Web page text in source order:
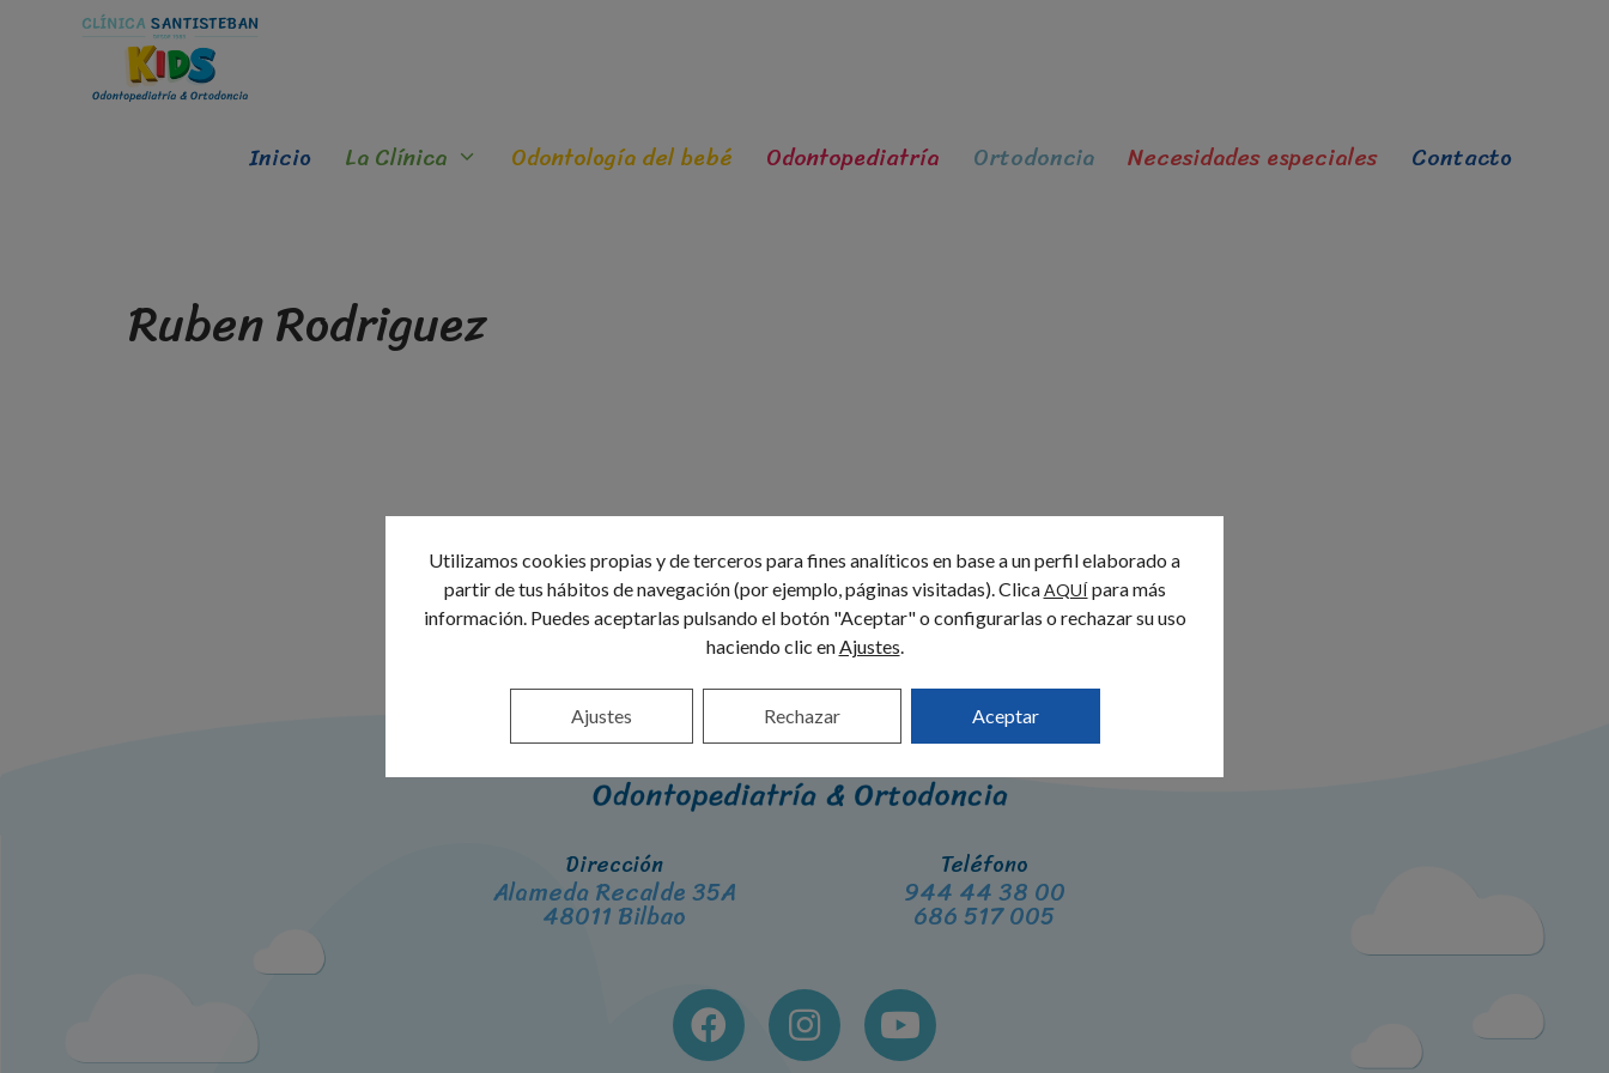
Inicio La Clínica Odontología del bebé Odontopediatría Ortodoncia Necesidades especiales Contacto
Ruben Rodriguez
Dirección
Alameda Recalde 35A
48011 Bilbao
Teléfono
944 44 38 00
686 517 005
Utilizamos cookies propias y de terceros para fines analíticos en base a un perfil elaborado a
partir de tus hábitos de navegación (por ejemplo, páginas visitadas). ClicaAQUÍpara más
información. Puedes aceptarlas pulsando el botón "Aceptar" o configurarlas o rechazar su uso
haciendo clic enAjustes.
Aceptar
Rechazar
Ajustes